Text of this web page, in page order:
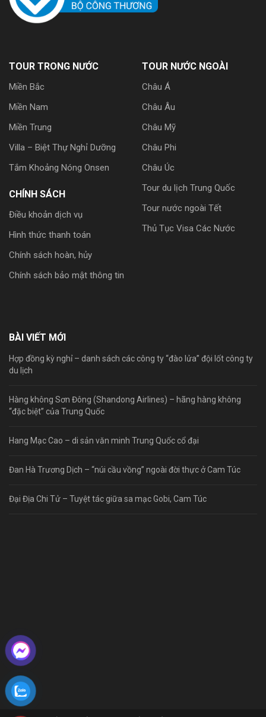
TOUR TRONG NƯỚC
Miền Bắc
Miền Nam
Miền Trung
Villa – Biệt Thự Nghỉ Dưỡng
Tắm Khoảng Nóng Onsen
CHÍNH SÁCH
Điều khoản dịch vụ
Hình thức thanh toán
Chính sách hoàn, hủy
Chính sách bảo mật thông tin
TOUR NƯỚC NGOÀI
Châu Á
Châu Âu
Châu Mỹ
Châu Phi
Châu Úc
Tour du lịch Trung Quốc
Tour nước ngoài Tết
Thủ Tục Visa Các Nước
BÀI VIẾT MỚI
Hợp đồng kỳ nghỉ – danh sách các công ty “đào lửa” đội lốt công ty
du lịch
Hàng không Sơn Đông (Shandong Airlines) – hãng hàng không
“đặc biệt” của Trung Quốc
Hang Mạc Cao – di sản văn minh Trung Quốc cổ đại
Đan Hà Trương Dịch – “núi cầu vồng” ngoài đời thực ở Cam Túc
Đại Địa Chi Tử – Tuyệt tác giữa sa mạc Gobi, Cam Túc